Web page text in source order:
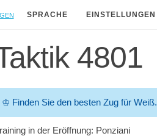
SPRACHE EINSTELLUNGEN
4801
♔ Finden Sie den besten Zug für Weiß.
in der Eröffnung: Ponziani